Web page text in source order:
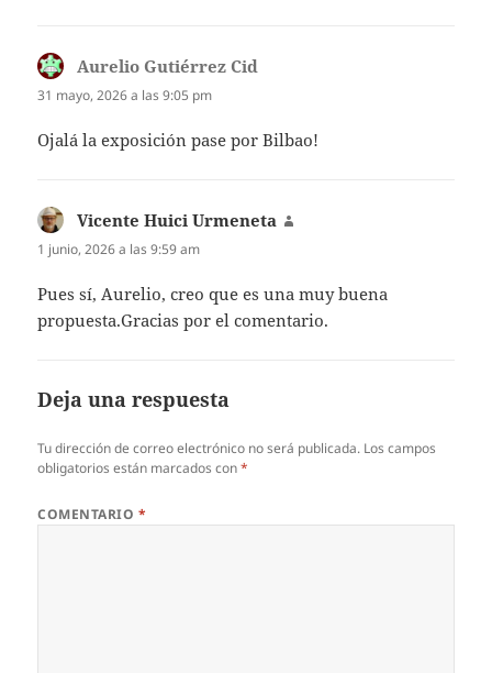
Aurelio Gutiérrez Cid
31 mayo, 2026 a las 9:05 pm
Ojalá la exposición pase por Bilbao!
Vicente Huici Urmeneta
1 junio, 2026 a las 9:59 am
Pues sí, Aurelio, creo que es una muy buena
propuesta.Gracias por el comentario.
Deja una respuesta
Tu dirección de correo electrónico no será publicada. Los campos
obligatorios están marcados con*
COMENTARIO *